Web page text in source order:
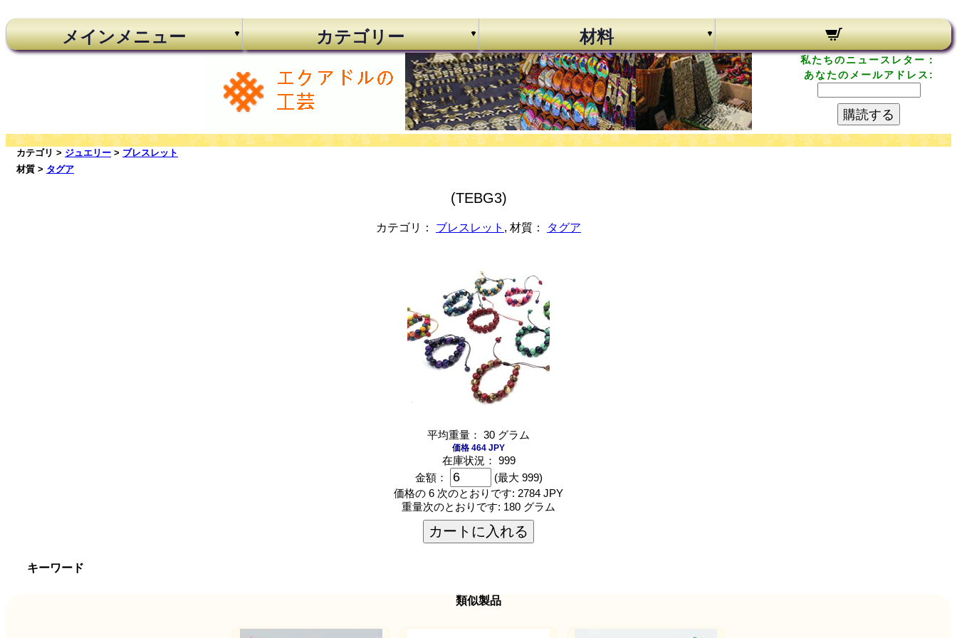
メインメニュー カテゴリー 材料
私たちのニュースレター：
あなたのメールアドレス:
購読する
カテゴリ > ジュエリー > ブレスレット
材質 > タグア
(TEBG3)
カテゴリ： ブレスレット , 材質： タグア
平均重量： 30 グラム
価格 464 JPY
在庫状況： 999
金額：
(最大 999)
価格の 6 次のとおりです: 2784 JPY
重量次のとおりです: 180 グラム
カートに入れる
キーワード
類似製品